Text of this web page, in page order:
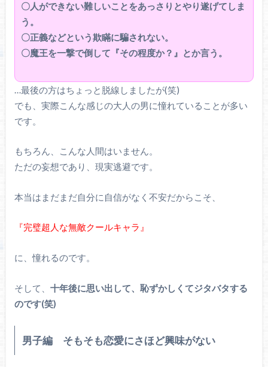
〇人ができない難しいことをあっさりとやり遂げてしま
う。
〇正義などという欺瞞に騙されない。
〇魔王を一撃で倒して『その程度か？』とか言う。
…最後の方はちょっと脱線しましたが(笑)
でも、実際こんな感じの大人の男に憧れていることが多い
です。
もちろん、こんな人間はいません。
ただの妄想であり、現実逃避です。
本当はまだまだ自分に自信がなく不安だからこそ、
『完璧超人な無敵クールキャラ』
に、憧れるのです。
そして、 十年後に思い出して、恥ずかしくてジタバタする
のです(笑)
男子編 そもそも恋愛にさほど興味がない